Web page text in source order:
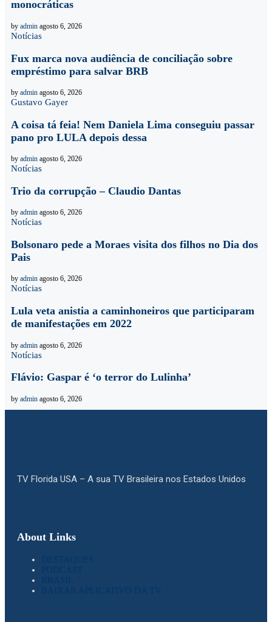
monocráticas
by admin agosto 6, 2026
Notícias
Fux marca nova audiência de conciliação sobre
empréstimo para salvar BRB
by admin agosto 6, 2026
Gustavo Gayer
A coisa tá feia! Nem Daniela Lima conseguiu passar
pano pro LULA depois dessa
by admin agosto 6, 2026
Notícias
Trio da corrupção – Claudio Dantas
by admin agosto 6, 2026
Notícias
Bolsonaro pede a Moraes visita dos filhos no Dia dos
Pais
by admin agosto 6, 2026
Notícias
Lula veta anistia a caminhoneiros que participaram
de manifestações em 2022
by admin agosto 6, 2026
Notícias
Flávio: Gaspar é ‘o terror do Lulinha’
by admin agosto 6, 2026
TV Florida USA – A sua TV Brasileira nos Estados Unidos
About Links